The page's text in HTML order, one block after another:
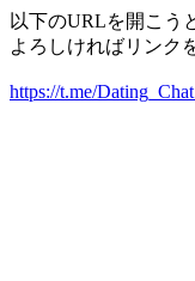
以下のURLを開こう
よろしければリンク
https://t.me/